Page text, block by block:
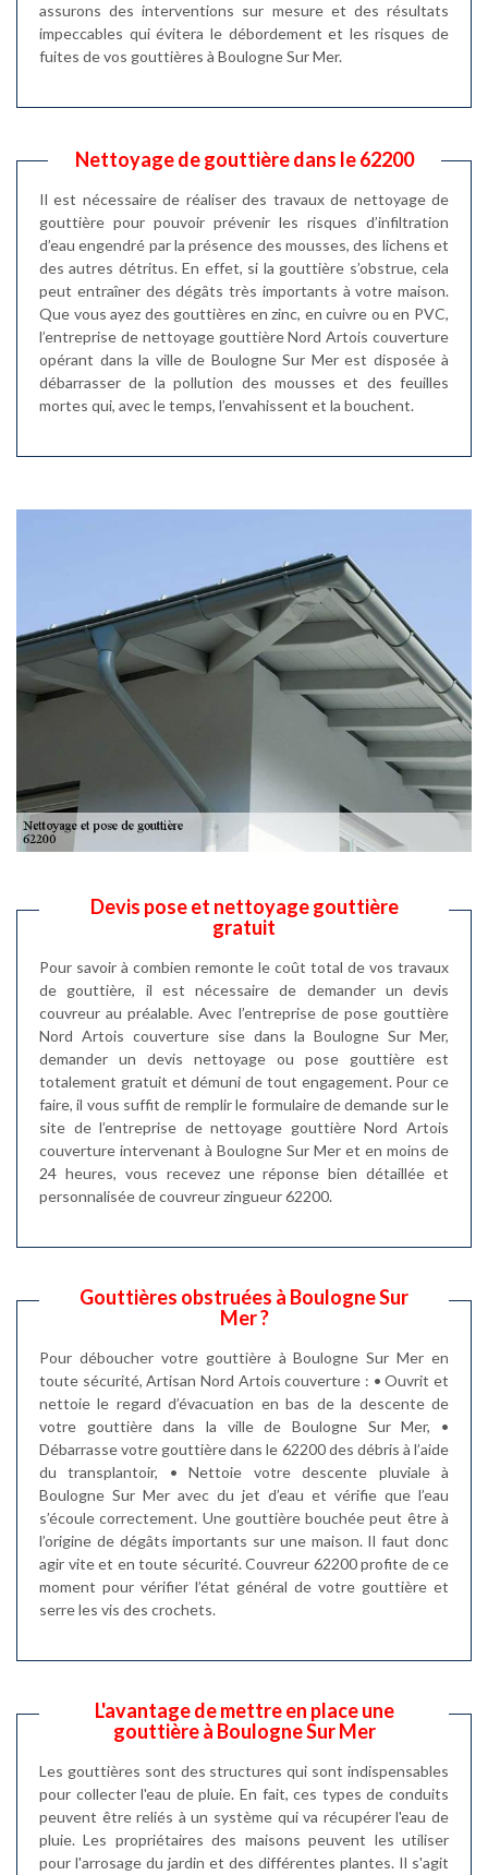
assurons des interventions sur mesure et des résultats
impeccables qui évitera le débordement et les risques de
fuites de vos gouttières à Boulogne Sur Mer.
Nettoyage de gouttière dans le 62200
Il est nécessaire de réaliser des travaux de nettoyage de
gouttière pour pouvoir prévenir les risques d’infiltration
d’eau engendré par la présence des mousses, des lichens et
des autres détritus. En effet, si la gouttière s’obstrue, cela
peut entraîner des dégâts très importants à votre maison.
Que vous ayez des gouttières en zinc, en cuivre ou en PVC,
l’entreprise de nettoyage gouttière Nord Artois couverture
opérant dans la ville de Boulogne Sur Mer est disposée à
débarrasser de la pollution des mousses et des feuilles
mortes qui, avec le temps, l’envahissent et la bouchent.
Devis pose et nettoyage gouttière
gratuit
Pour savoir à combien remonte le coût total de vos travaux
de gouttière, il est nécessaire de demander un devis
couvreur au préalable. Avec l’entreprise de pose gouttière
Nord Artois couverture sise dans la Boulogne Sur Mer,
demander un devis nettoyage ou pose gouttière est
totalement gratuit et démuni de tout engagement. Pour ce
faire, il vous suffit de remplir le formulaire de demande sur le
site de l’entreprise de nettoyage gouttière Nord Artois
couverture intervenant à Boulogne Sur Mer et en moins de
24 heures, vous recevez une réponse bien détaillée et
personnalisée de couvreur zingueur 62200.
Gouttières obstruées à Boulogne Sur
Mer ?
Pour déboucher votre gouttière à Boulogne Sur Mer en
toute sécurité, Artisan Nord Artois couverture : • Ouvrit et
nettoie le regard d’évacuation en bas de la descente de
votre gouttière dans la ville de Boulogne Sur Mer, •
Débarrasse votre gouttière dans le 62200 des débris à l’aide
du transplantoir, • Nettoie votre descente pluviale à
Boulogne Sur Mer avec du jet d’eau et vérifie que l’eau
s’écoule correctement. Une gouttière bouchée peut être à
l’origine de dégâts importants sur une maison. Il faut donc
agir vite et en toute sécurité. Couvreur 62200 profite de ce
moment pour vérifier l’état général de votre gouttière et
serre les vis des crochets.
L'avantage de mettre en place une
gouttière à Boulogne Sur Mer
Les gouttières sont des structures qui sont indispensables
pour collecter l'eau de pluie. En fait, ces types de conduits
peuvent être reliés à un système qui va récupérer l'eau de
pluie. Les propriétaires des maisons peuvent les utiliser
pour l'arrosage du jardin et des différentes plantes. Il s'agit